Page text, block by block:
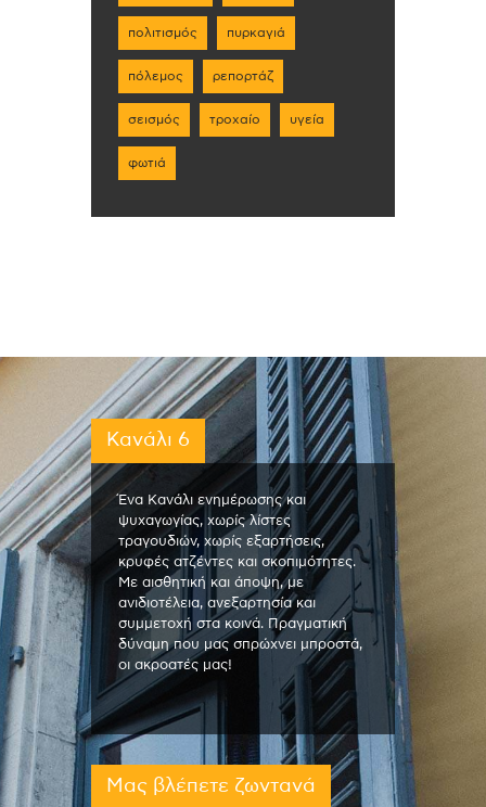
πολιτισμός πυρκαγιά
πόλεμος ρεπορτάζ
σεισμός τροχαίο υγεία
φωτιά
Κανάλι 6
Ένα Κανάλι ενημέρωσης και
ψυχαγωγίας, χωρίς λίστες
τραγουδιών, χωρίς εξαρτήσεις,
κρυφές ατζέντες και σκοπιμότητες.
Με αισθητική και άποψη, με
ανιδιοτέλεια, ανεξαρτησία και
συμμετοχή στα κοινά. Πραγματική
δύναμη που μας σπρώχνει μπροστά,
οι ακροατές μας!
Μας βλέπετε ζωντανά